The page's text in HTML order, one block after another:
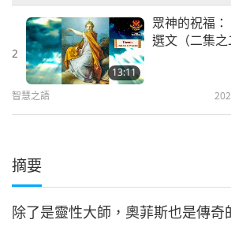
2
13:11
眾神的祝福：
選文（二集之
智慧之語
摘要
除了是靈性大師，奧菲斯也是傳奇